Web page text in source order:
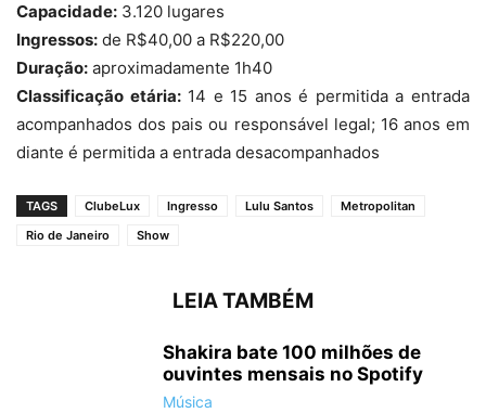
Capacidade: 3.120 lugares
Ingressos: de R$40,00 a R$220,00
Duração: aproximadamente 1h40
Classificação etária:14 e 15 anos é permitida a entrada
acompanhados dos pais ou responsável legal; 16 anos em
diante é permitida a entrada desacompanhados
TAGS ClubeLux Ingresso Lulu Santos
Metropolitan
Rio de Janeiro
Show
LEIA TAMBÉM
Shakira bate 100 milhões de
ouvintes mensais no Spotify
Música